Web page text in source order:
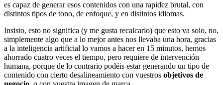
es capaz de generar esos contenidos con una rapidez brutal, con
distintos tipos de tono, de enfoque, y en distintos idiomas.
Insisto, esto no significa (y me gusta recalcarlo) que esto va solo, no,
simplemente algo que a lo mejor antes nos llevaba una hora, gracias
a la inteligencia artificial lo vamos a hacer en 15 minutos, hemos
ahorrado cuatro veces el tiempo, pero requiere de intervención
humana, porque de lo contrario podéis estar generando un tipo de
contenido con cierto desalineamiento con vuestros objetivos de